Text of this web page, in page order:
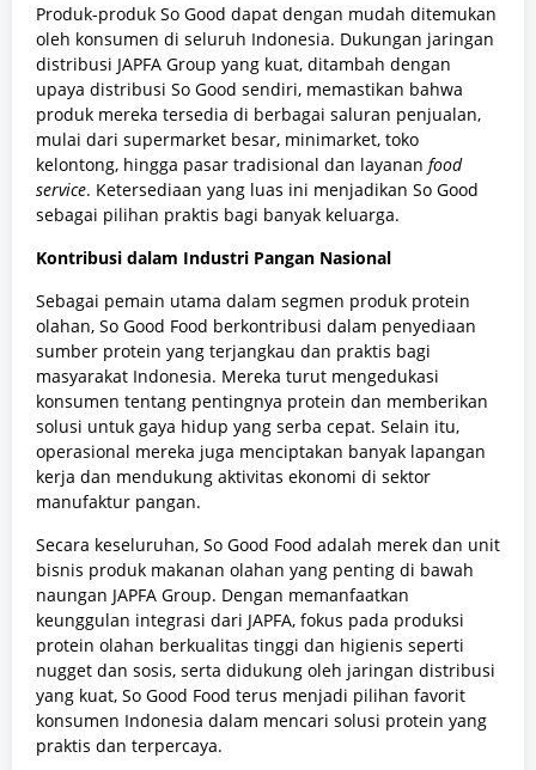
Produk-produk So Good dapat dengan mudah ditemukan
oleh konsumen di seluruh Indonesia. Dukungan jaringan
distribusi JAPFA Group yang kuat, ditambah dengan
upaya distribusi So Good sendiri, memastikan bahwa
produk mereka tersedia di berbagai saluran penjualan,
mulai dari supermarket besar, minimarket, toko
kelontong, hingga pasar tradisional dan layanan food
service. Ketersediaan yang luas ini menjadikan So Good
sebagai pilihan praktis bagi banyak keluarga.
Kontribusi dalam Industri Pangan Nasional
Sebagai pemain utama dalam segmen produk protein
olahan, So Good Food berkontribusi dalam penyediaan
sumber protein yang terjangkau dan praktis bagi
masyarakat Indonesia. Mereka turut mengedukasi
konsumen tentang pentingnya protein dan memberikan
solusi untuk gaya hidup yang serba cepat. Selain itu,
operasional mereka juga menciptakan banyak lapangan
kerja dan mendukung aktivitas ekonomi di sektor
manufaktur pangan.
Secara keseluruhan, So Good Food adalah merek dan unit
bisnis produk makanan olahan yang penting di bawah
naungan JAPFA Group. Dengan memanfaatkan
keunggulan integrasi dari JAPFA, fokus pada produksi
protein olahan berkualitas tinggi dan higienis seperti
nugget dan sosis, serta didukung oleh jaringan distribusi
yang kuat, So Good Food terus menjadi pilihan favorit
konsumen Indonesia dalam mencari solusi protein yang
praktis dan terpercaya.